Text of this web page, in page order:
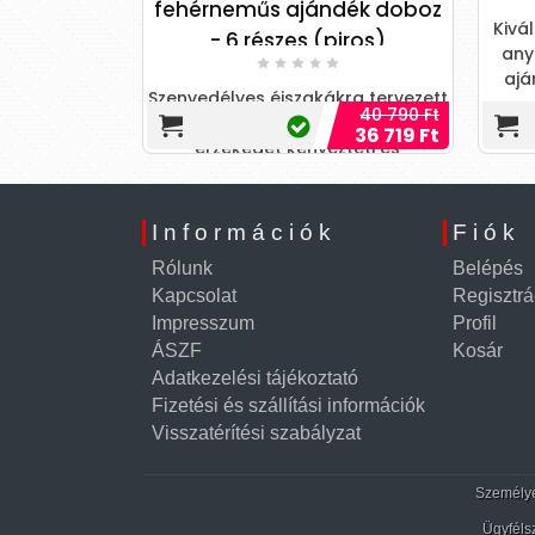
ajándék doboz
tervezett
40 790 Ft
36 719 Ft
Kiváló minőségű, puha, bőrszerű
anyagból készített, férfiaknak
ánuszt formázó testn
43 390 Ft
Információk
Rólunk
Kapcsolat
Impresszum
ÁSZF
Adatkezelési tájékoztató
Fizetési és szállítási információk
Visszatérítési szabályzat
Fiók
Belépés
Profil
Kosár